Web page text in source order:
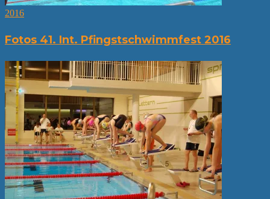
2016
Fotos 41. Int. Pfingstschwimmfest 2016